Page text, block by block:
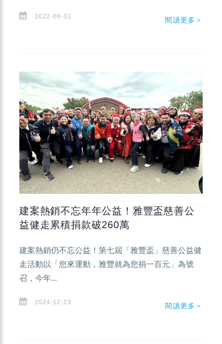
2022-08-31 閱讀更多＞
建案熱銷不忘年年公益！雅豐盃慈善公
益健走累積捐款破260萬
建案熱銷仍不忘公益！第七屆「雅豐盃」慈善公益健
走活動以「您來運動，雅豐就為您捐一百元」為號
召，今年...
2024-12-23 閱讀更多＞